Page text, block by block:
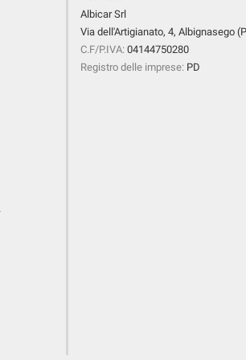
Albicar Srl
Via dell'Artigianato, 4, Albignasego
C.F/P.IVA: 04144750280
Registro delle imprese: PD